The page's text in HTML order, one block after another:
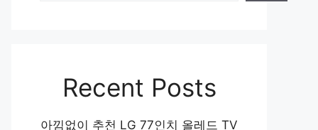
Recent Posts
아낌없이 추천 LG 77인치 올레드 TV